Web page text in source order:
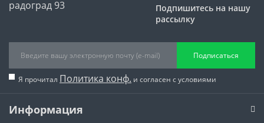
Подпишитесь на нашу
рассылку
Подписаться
Я прочитал Политика конф. и согласен с условиями
Информация